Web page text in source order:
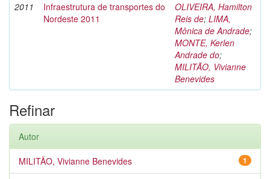
2011
Infraestrutura de transportes do
Nordeste 2011
OLIVEIRA, Hamilton
Reis de; LIMA,
Mônica de Andrade;
MONTE, Kerlen
Andrade do;
MILITÃO, Vivianne
Benevides
Refinar
Autor
1
MILITÃO, Vivianne Benevides